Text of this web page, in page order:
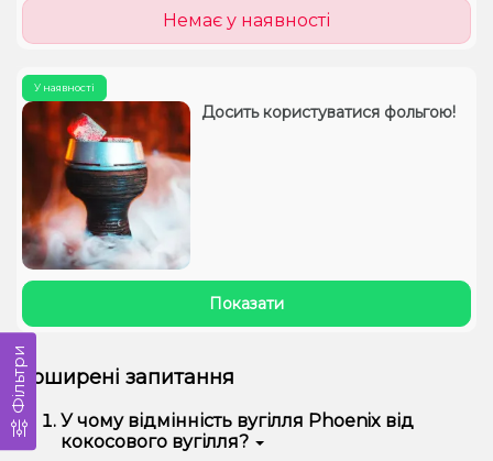
Немає у наявності
У наявності
Досить користуватися фольгою!
Показати
Фільтри
Поширені запитання
У чому відмінність вугілля Phoenix від
кокосового вугілля?